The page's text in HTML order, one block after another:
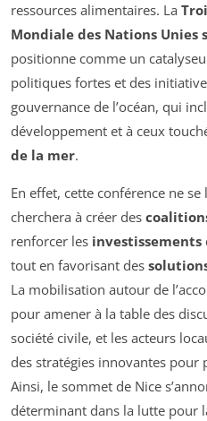
ressources alimentaires. La
Mondiale des Nations Unies
positionne comme un
politiques fortes et des
gouvernance de l’océan, qui
développement et à ceux
de la mer.
En effet, cette conférence ne
cherchera à créer des
renforcer les investissements
tout en favorisant des
La mobilisation autour de
pour amener à la table des
société civile, et les acteurs
des stratégies innovantes pour
Ainsi, le sommet de Nice
déterminant dans la lutte pour